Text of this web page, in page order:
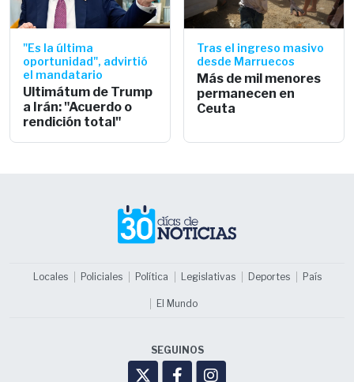
"Es la última
oportunidad", advirtió
el mandatario
Ultimátum de Trump
a Irán: "Acuerdo o
rendición total"
Tras el ingreso masivo
desde Marruecos
Más de mil menores
permanecen en
Ceuta
Locales Policiales Política Legislativas Deportes País
El Mundo
SEGUINOS